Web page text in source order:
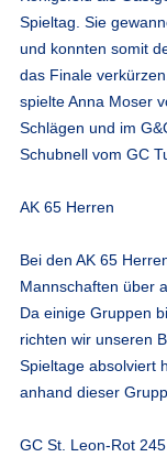
Spieltag. Sie
und konnten somit
das Finale
spielte Anna Moser
Schlägen und im
Schubnell vom GC
AK 65 Herren
Bei den AK 65
Mannschaften über
Da einige Gruppen
richten wir unseren
Spieltage absolviert
anhand dieser
GC St. Leon-Rot